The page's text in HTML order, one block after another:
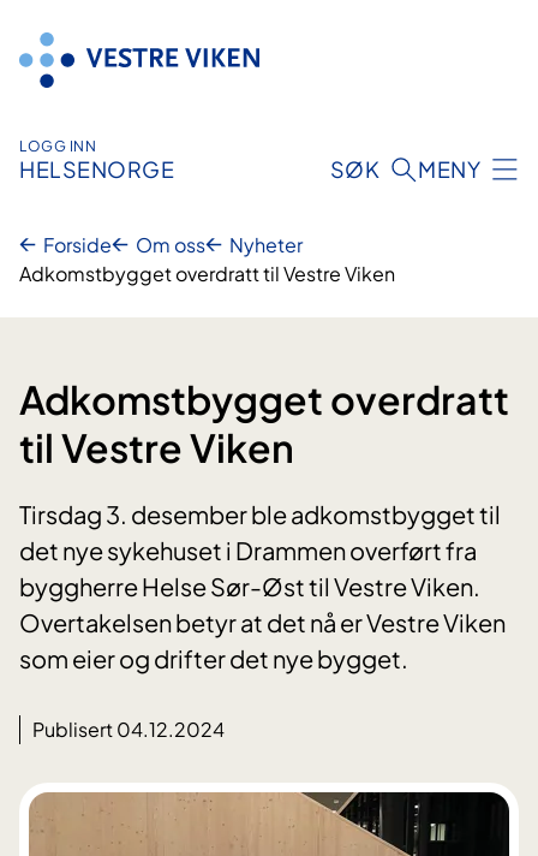
innhold
LOGG INN
HELSENORGE SØK MENY
Forside Om oss
Nyheter
Adkomstbygget overdratt til Vestre Viken
Adkomstbygget overdratt
til Vestre Viken
Tirsdag 3. desember ble adkomstbygget til
det nye sykehuset i Drammen overført fra
byggherre Helse Sør-Øst til Vestre Viken.
Overtakelsen betyr at det nå er Vestre Viken
som eier og drifter det nye bygget.
Publisert 04.12.2024